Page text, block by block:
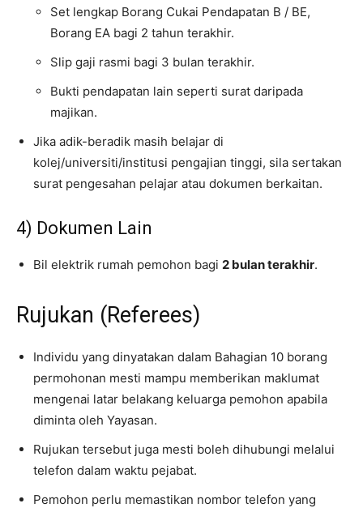
Set lengkap Borang Cukai Pendapatan B / BE,
Borang EA bagi 2 tahun terakhir.
Slip gaji rasmi bagi 3 bulan terakhir.
Bukti pendapatan lain seperti surat daripada
majikan.
Jika adik-beradik masih belajar di
kolej/universiti/institusi pengajian tinggi, sila sertakan
surat pengesahan pelajar atau dokumen berkaitan.
4) Dokumen Lain
Bil elektrik rumah pemohon bagi 2 bulan terakhir.
Rujukan (Referees)
Individu yang dinyatakan dalam Bahagian 10 borang
permohonan mesti mampu memberikan maklumat
mengenai latar belakang keluarga pemohon apabila
diminta oleh Yayasan.
Rujukan tersebut juga mesti boleh dihubungi melalui
telefon dalam waktu pejabat.
Pemohon perlu memastikan nombor telefon yang